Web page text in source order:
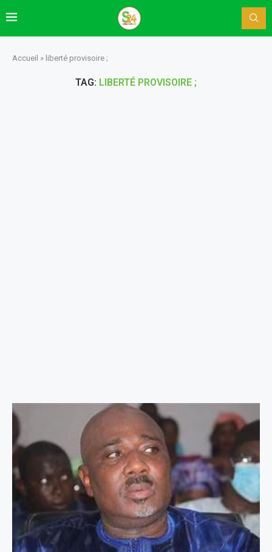
Accueil » liberté provisoire ;
TAG: LIBERTÉ PROVISOIRE ;